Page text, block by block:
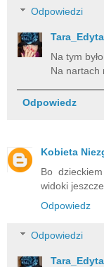
Odpowiedzi
Tara_Edyta
Na tym
Na nartach
Odpowiedz
Kobieta
Bo
widoki
Odpowiedz
Odpowiedzi
Tara_Edyta